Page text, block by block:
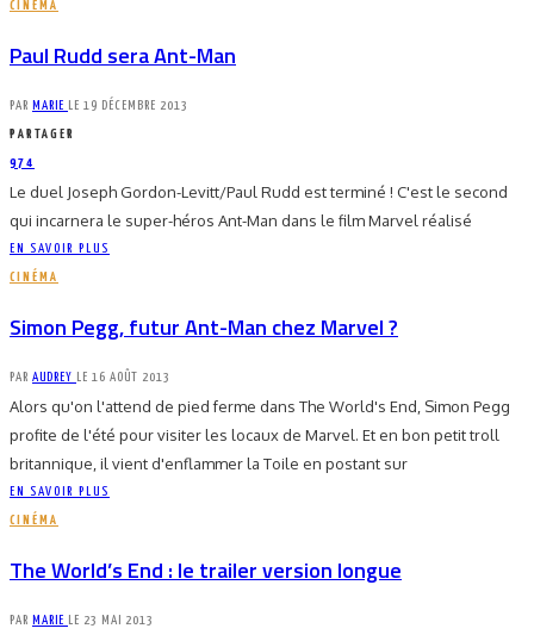
CINÉMA
Paul Rudd sera Ant-Man
PAR MARIE LE 19 DÉCEMBRE 2013
PARTAGER
974
Le duel Joseph Gordon-Levitt/Paul Rudd est terminé ! C'est le second
qui incarnera le super-héros Ant-Man dans le film Marvel réalisé
EN SAVOIR PLUS
CINÉMA
Simon Pegg, futur Ant-Man chez Marvel ?
PAR AUDREY LE 16 AOÛT 2013
Alors qu'on l'attend de pied ferme dans The World's End, Simon Pegg
profite de l'été pour visiter les locaux de Marvel. Et en bon petit troll
britannique, il vient d'enflammer la Toile en postant sur
EN SAVOIR PLUS
CINÉMA
The World’s End : le trailer version longue
PAR MARIE LE 23 MAI 2013